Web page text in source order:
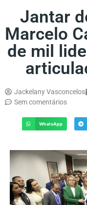
Jantar
Marcelo
de mil
Jackelany Vasconcelos
Sem comentários
WhatsApp